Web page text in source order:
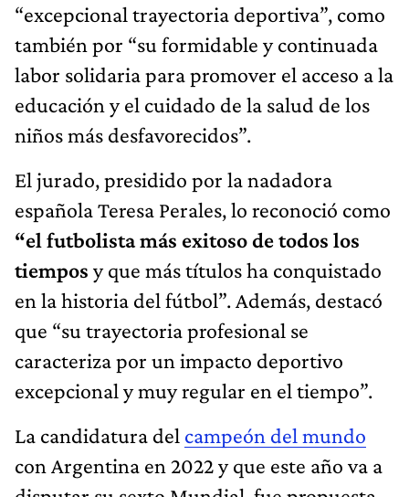
“excepcional trayectoria deportiva”, como
también por “su formidable y continuada
labor solidaria para promover el acceso a la
educación y el cuidado de la salud de los
niños más desfavorecidos”.
El jurado,presidido por la nadadora
española Teresa Perales, lo reconoció como
“el futbolista más exitoso de todos los
tiempos y que más títulos ha conquistado
en la historia del fútbol”. Además, destacó
que “su trayectoria profesional se
caracteriza por un impacto deportivo
excepcional y muy regular en el tiempo”.
La candidatura del campeón del mundo
con Argentina en 2022 y que este año va a